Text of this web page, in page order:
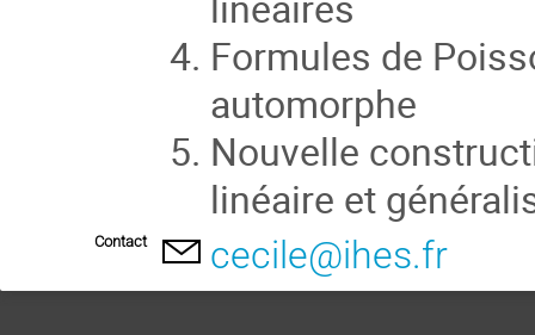
Formules de
automorphe
Nouvelle
linéaire et
Contact cecile@ihes.fr